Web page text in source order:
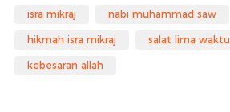
isra mikraj nabi muhammad saw
hikmah isra mikraj salat lima waktu
kebesaran allah